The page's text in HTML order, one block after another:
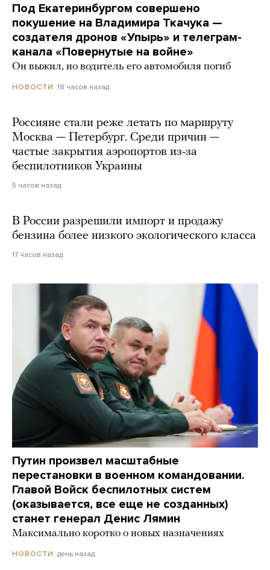
Под Екатеринбургом совершено
покушение на Владимира Ткачука —
создателя дронов «Упырь» и телеграм-
канала «Повернутые на войне»
Он выжил, но водитель его автомобиля погиб
НОВОСТИ 18 часов назад
Россияне стали реже летать по маршруту
Москва — Петербург. Среди причин —
частые закрытия аэропортов из-за
беспилотников Украины
5 часов назад
В России разрешили импорт и продажу
бензина более низкого экологического класса
17 часов назад
Путин произвел масштабные
перестановки в военном командовании.
Главой Войск беспилотных систем
(оказывается, все еще не созданных)
станет генерал Денис Лямин
Максимально коротко о новых назначениях
НОВОСТИ день назад